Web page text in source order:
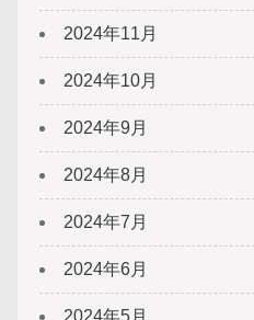
2024年11月
2024年10月
2024年9月
2024年8月
2024年7月
2024年6月
2024年5月